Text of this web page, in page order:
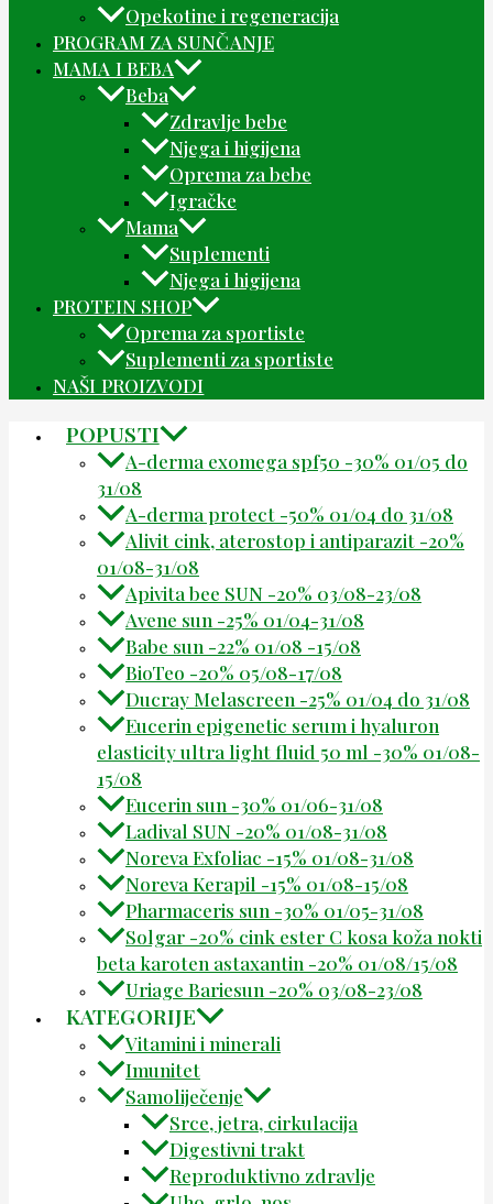
Opekotine i regeneracija
PROGRAM ZA SUNČANJE
MAMA I BEBA
Beba
Zdravlje bebe
Njega i higijena
Oprema za bebe
Igračke
Mama
Suplementi
Njega i higijena
PROTEIN SHOP
Oprema za sportiste
Suplementi za sportiste
NAŠI PROIZVODI
POPUSTI
A-derma exomega spf50 -30% 01/05 do
31/08
A-derma protect -50% 01/04 do 31/08
Alivit cink, aterostop i antiparazit -20%
01/08-31/08
Apivita bee SUN -20% 03/08-23/08
Avene sun -25% 01/04-31/08
Babe sun -22% 01/08 -15/08
BioTeo -20% 05/08-17/08
Ducray Melascreen -25% 01/04 do 31/08
Eucerin epigenetic serum i hyaluron
elasticity ultra light fluid 50 ml -30% 01/08-
15/08
Eucerin sun -30% 01/06-31/08
Ladival SUN -20% 01/08-31/08
Noreva Exfoliac -15% 01/08-31/08
Noreva Kerapil -15% 01/08-15/08
Pharmaceris sun -30% 01/05-31/08
Solgar -20% cink ester C kosa koža nokti
beta karoten astaxantin -20% 01/08/15/08
Uriage Bariesun -20% 03/08-23/08
KATEGORIJE
Vitamini i minerali
Imunitet
Samoliječenje
Srce, jetra, cirkulacija
Digestivni trakt
Reproduktivno zdravlje